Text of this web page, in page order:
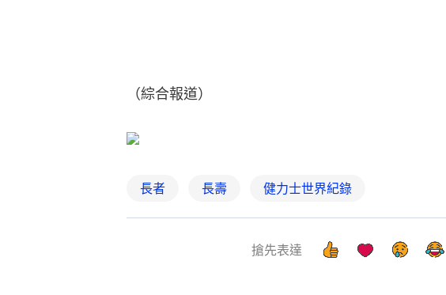
（綜合報道）
長者 長壽 健力士世界紀錄
搶先表達